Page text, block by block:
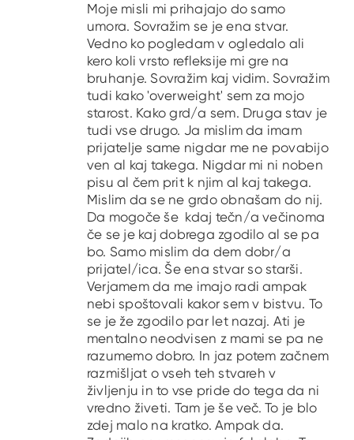
Moje misli mi prihajajo do samo
umora. Sovražim se je ena stvar.
Vedno ko pogledam v ogledalo ali
kero koli vrsto refleksije mi gre na
bruhanje. Sovražim kaj vidim. Sovražim
tudi kako 'overweight' sem za mojo
starost. Kako grd/a sem. Druga stav je
tudi vse drugo. Ja mislim da imam
prijatelje same nigdar me ne povabijo
ven al kaj takega. Nigdar mi ni noben
pisu al čem prit k njim al kaj takega.
Mislim da se ne grdo obnašam do nij.
Da mogoče še kdaj tečn/a večinoma
če se je kaj dobrega zgodilo al se pa
bo. Samo mislim da dem dobr/a
prijatel/ica. Še ena stvar so starši.
Verjamem da me imajo radi ampak
nebi spoštovali kakor sem v bistvu. To
se je že zgodilo par let nazaj. Ati je
mentalno neodvisen z mami se pa ne
razumemo dobro. In jaz potem začnem
razmišljat o vseh teh stvareh v
življenju in to vse pride do tega da ni
vredno živeti. Tam je še več. To je blo
zdej malo na kratko. Ampak da.